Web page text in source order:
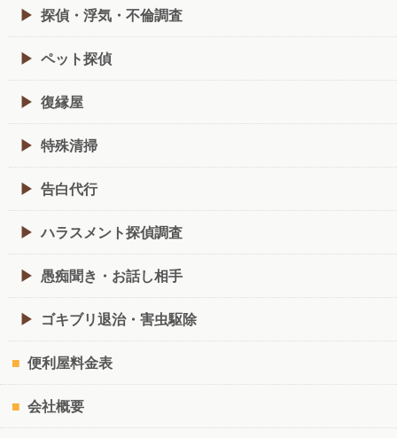
探偵・浮気・不倫調査
ペット探偵
復縁屋
特殊清掃
告白代行
ハラスメント探偵調査
愚痴聞き・お話し相手
ゴキブリ退治・害虫駆除
便利屋料金表
会社概要